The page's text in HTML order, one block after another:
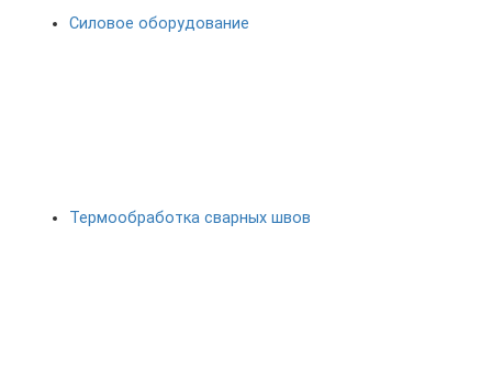
Силовое оборудование
Термообработка сварных швов